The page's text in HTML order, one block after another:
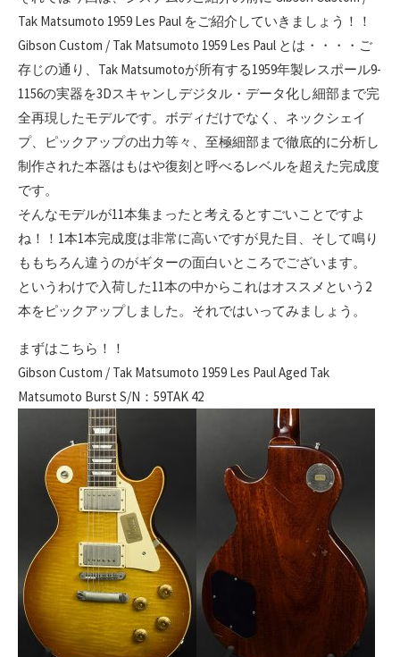
Tak Matsumoto 1959 Les Paul をご紹介していきましょう！！
Gibson Custom / Tak Matsumoto 1959 Les Paul とは・・・・ご
存じの通り、Tak Matsumotoが所有する1959年製レスポール9-
1156の実器を3Dスキャンしデジタル・データ化し細部まで完
全再現したモデルです。ボディだけでなく、ネックシェイ
プ、ピックアップの出力等々、至極細部まで徹底的に分析し
制作された本器はもはや復刻と呼べるレベルを超えた完成度
です。
そんなモデルが11本集まったと考えるとすごいことですよ
ね！！1本1本完成度は非常に高いですが見た目、そして鳴り
ももちろん違うのがギターの面白いところでございます。
というわけで入荷した11本の中からこれはオススメという2
本をピックアップしました。それではいってみましょう。
まずはこちら！！
Gibson Custom / Tak Matsumoto 1959 Les Paul Aged Tak
Matsumoto Burst S/N：59TAK 42